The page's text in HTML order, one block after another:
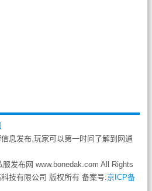
息发布,玩家可以第一时间了解到网通
发布网 www.bonedak.com All Rights
技有限公司 版权所有 备案号:京ICP备